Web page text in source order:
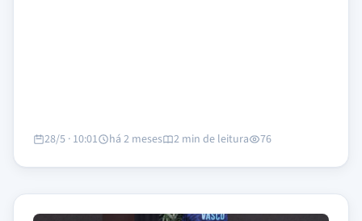
28/5 · 10:01 há 2 meses 2 min de leitura 76